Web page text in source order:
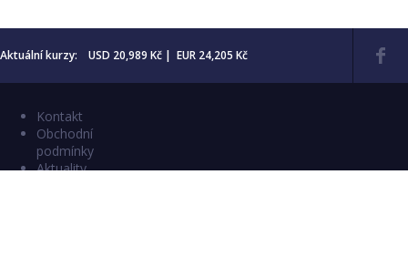
Aktuální kurzy: USD 20,989 Kč | EUR 24,205 Kč
Kontakt
Obchodní
podmínky
Aktuality